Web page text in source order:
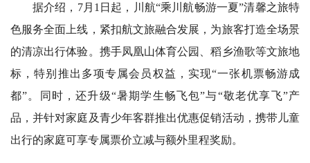
据介绍，7月1日起，川航“乘川航畅游一夏”清馨之旅特
色服务全面上线，紧扣航文旅融合发展，为旅客打造全场景
的清凉出行体验。携手凤凰山体育公园、稻乡渔歌等文旅地
标，特别推出多项专属会员权益，实现“一张机票畅游成
都”。同时，还升级“暑期学生畅飞包”与“敬老优享飞”产
品，并针对家庭及青少年客群推出优惠促销活动，携带儿童
出行的家庭可享专属票价立减与额外里程奖励。